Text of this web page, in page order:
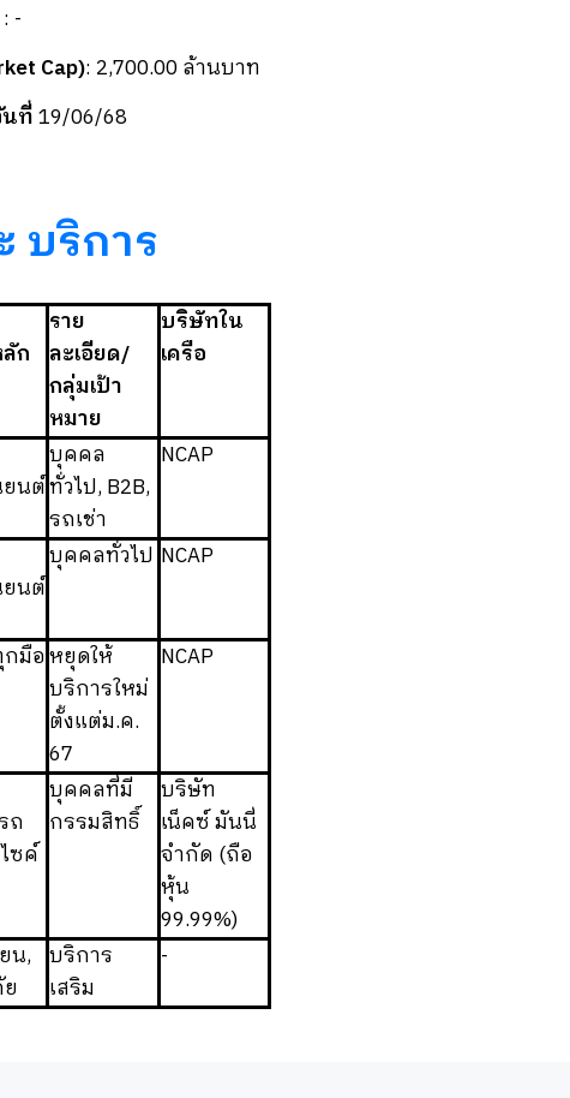
: -
Cap): 2,700.00 ล้านบาท
ที่19/06/68
บริการ
ก
ราย
ละเอียด/
กลุ่มเป้า
หมาย
บริษัทใน
เครือ
นต์
บุคคล
ทั่วไป, B2B,
รถเช่า
NCAP
นต์
บุคคลทั่วไป NCAP
มือหยุดให้
บริการใหม่
ตั้งแต่ม.ค.
67
NCAP
ถ
ซค์
บุคคลที่มี
กรรมสิทธิ์
บริษัท
เน็คซ์ มันนี่
จำกัด (ถือ
หุ้น
99.99%)
น, บริการ
เสริม
-